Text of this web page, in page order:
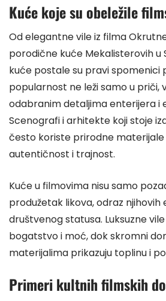
Kuće koje su obeležile
Od elegantne vile iz filma
porodične kuće Mekalisterovih u
kuće postale su pravi spomenici
popularnost ne leži samo u priči,
odabranim detaljima enterijera i
Scenografi i arhitekte koji stoje
često koriste prirodne
autentičnost i trajnost.
Kuće u filmovima nisu samo
produžetak likova, odraz njihovih
društvenog statusa. Luksuzne
bogatstvo i moć, dok skromni
materijalima prikazuju toplinu i
Primeri kultnih filmskih